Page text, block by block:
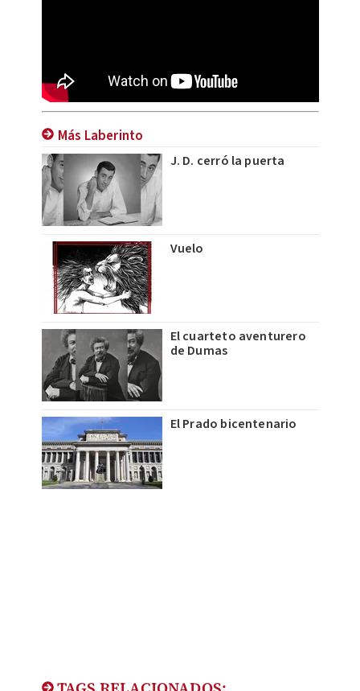
Más Laberinto
J. D. cerró la puerta
Vuelo
El cuarteto aventurero
de Dumas
El Prado bicentenario